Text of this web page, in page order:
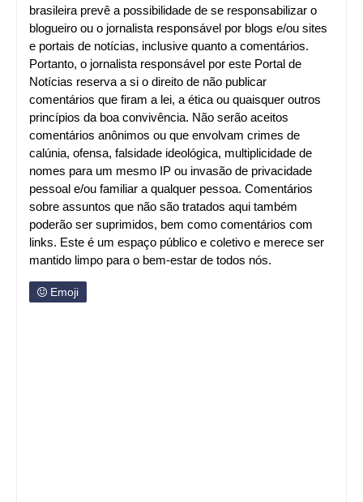
brasileira prevê a possibilidade de se responsabilizar o
blogueiro ou o jornalista responsável por blogs e/ou sites
e portais de notícias, inclusive quanto a comentários.
Portanto, o jornalista responsável por este Portal de
Notícias reserva a si o direito de não publicar
comentários que firam a lei, a ética ou quaisquer outros
princípios da boa convivência. Não serão aceitos
comentários anônimos ou que envolvam crimes de
calúnia, ofensa, falsidade ideológica, multiplicidade de
nomes para um mesmo IP ou invasão de privacidade
pessoal e/ou familiar a qualquer pessoa. Comentários
sobre assuntos que não são tratados aqui também
poderão ser suprimidos, bem como comentários com
links. Este é um espaço público e coletivo e merece ser
mantido limpo para o bem-estar de todos nós.
Emoji